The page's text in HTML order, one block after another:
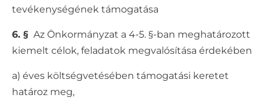
tevékenységének támogatása
6. § Az Önkormányzat a 4-5. §-ban meghatározott
kiemelt célok, feladatok megvalósítása érdekében
a) éves költségvetésében támogatási keretet
határoz meg,